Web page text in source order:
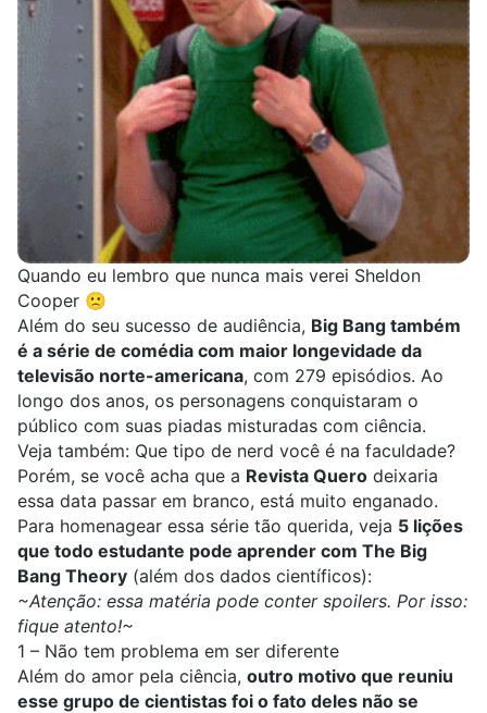
Quando eu lembro que nunca mais verei Sheldon
Cooper 🙁
Além do seu sucesso de audiência, Big Bang também
é a série de comédia com maior longevidade da
televisão norte-americana, com 279 episódios. Ao
longo dos anos, os personagens conquistaram o
público com suas piadas misturadas com ciência.
Veja também: Que tipo de nerd você é na faculdade?
Porém, se você acha que a Revista Quero deixaria
essa data passar em branco, está muito enganado.
Para homenagear essa série tão querida, veja 5 lições
que todo estudante pode aprender com The Big
Bang Theory (além dos dados científicos):
~Atenção: essa matéria pode conter spoilers. Por isso:
fique atento!~
1 – Não tem problema em ser diferente
Além do amor pela ciência, outro motivo que reuniu
esse grupo de cientistas foi o fato deles não se